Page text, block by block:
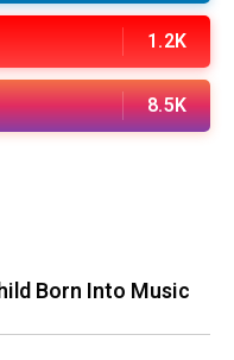
1.2K
8.5K
Born Into Music